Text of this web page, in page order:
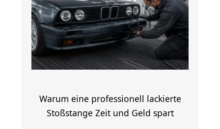
Warum eine professionell lackierte
Stoßstange Zeit und Geld spart